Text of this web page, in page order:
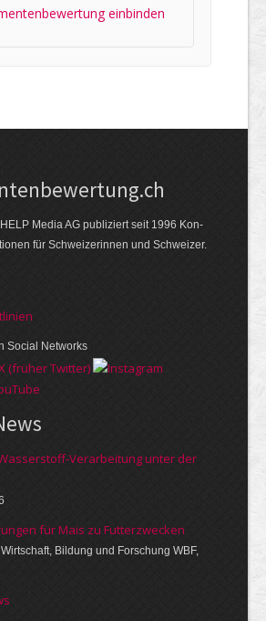
einbinden
Media AG publi­ziert seit 1996 Kon­
für Schwei­zerinnen und Schweizer.
Social Networks
Verarbeitung unter der
für Mais zu Futterzwecken
Bildung und Forschung WBF,